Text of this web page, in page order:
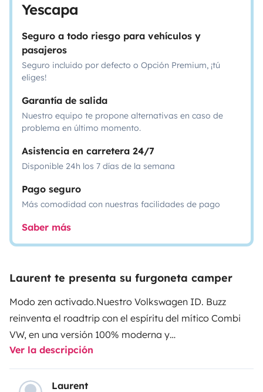
Yescapa
Seguro a todo riesgo para vehículos y
pasajeros
Seguro incluido por defecto o Opción Premium, ¡tú
eliges!
Garantía de salida
Nuestro equipo te propone alternativas en caso de
problema en último momento.
Asistencia en carretera 24/7
Disponible 24h los 7 días de la semana
Pago seguro
Más comodidad con nuestras facilidades de pago
Saber más
Laurent te presenta su furgoneta camper
Modo zen activado.Nuestro Volkswagen ID. Buzz
reinventa el roadtrip con el espíritu del mítico Combi
VW, en una versión 100% moderna y
eléctrica.Compacta y fácil de llevar a cualquier parte,
esconde muy bien su juego: una auténtica mini camper
capaz de permanecer varias semanas en plena
Ver la descripción
Laurent